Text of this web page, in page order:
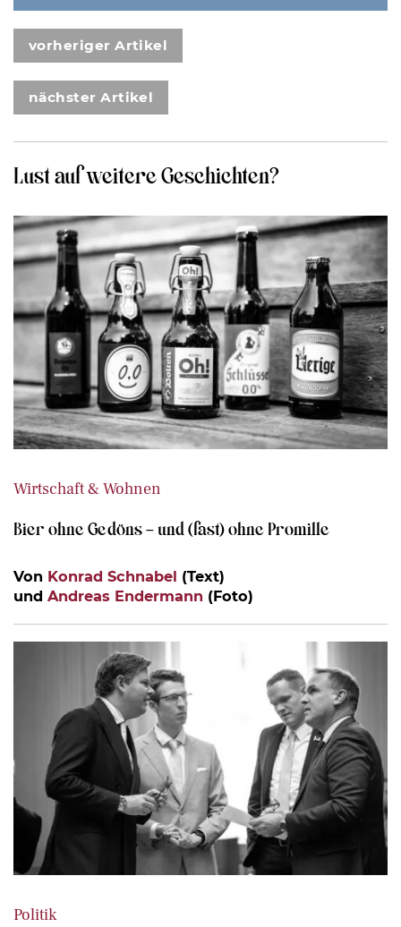
vorheriger Artikel
nächster Artikel
Lust auf weitere Geschichten?
Wirtschaft & Wohnen
Bier ohne Gedöns – und (fast) ohne Promille
Von Konrad Schnabel (Text)
und Andreas Endermann (Foto)
Politik